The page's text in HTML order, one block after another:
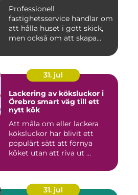
Professionell
fastighetsservice handlar om
att hålla huset i gott skick,
men också om att skapa
31. jul
Lackering av köksluckor i
Örebro smart väg till ett
nytt kök
Att måla om eller lackera
köksluckor har blivit ett
populärt sätt att förnya
köket utan att riva ut ...
31. jul